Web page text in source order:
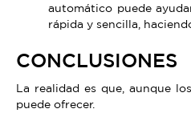
automático puede
rápida y sencilla,
CONCLUSIONES
La realidad es que, aunque
puede ofrecer.